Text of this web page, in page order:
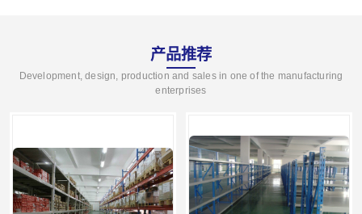
产品推荐
Development, design, production and sales in one of the manufacturing
enterprises